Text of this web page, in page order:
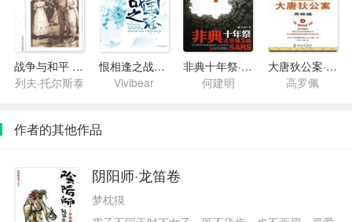
战争与和平 第一卷 第一部
列夫·托尔斯泰
恨相逢之战国之恋
Vivibear
非典十年祭·北京保卫战
何建明
大唐狄公案·黑狐狸
高罗佩
作者的其他作品
阴阳师·龙笛卷
梦枕獏